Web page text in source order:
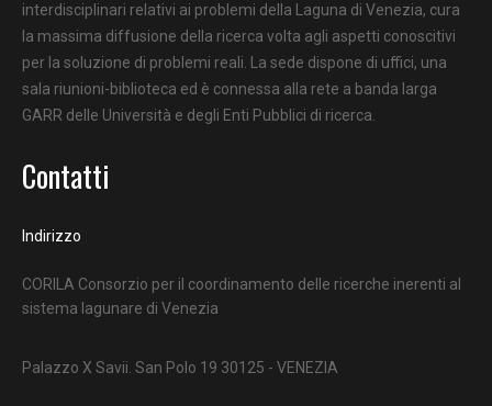
interdisciplinari relativi ai problemi della Laguna di Venezia, cura
la massima diffusione della ricerca volta agli aspetti conoscitivi
per la soluzione di problemi reali. La sede dispone di uffici, una
sala riunioni-biblioteca ed è connessa alla rete a banda larga
GARR delle Università e degli Enti Pubblici di ricerca.
Contatti
Indirizzo
CORILA Consorzio per il coordinamento delle ricerche inerenti al
sistema lagunare di Venezia
Palazzo X Savii. San Polo 19 30125 - VENEZIA